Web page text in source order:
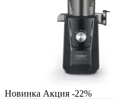
Новинка Акция -22%